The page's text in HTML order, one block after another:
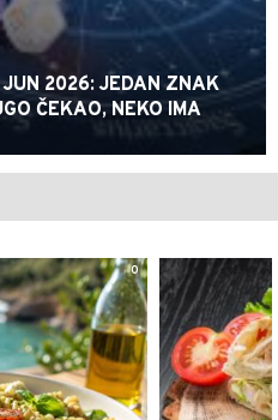
2026: JEDAN ZNAK
ČEKAO, NEKO IMA
0